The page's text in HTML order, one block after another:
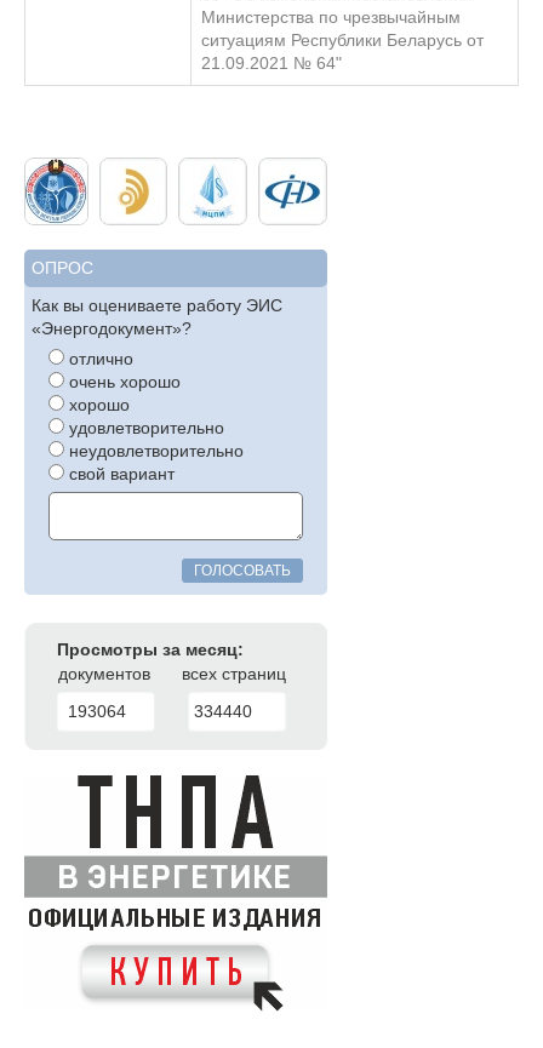
Министерства по чрезвычайным
ситуациям Республики Беларусь от
21.09.2021 № 64"
ОПРОС
Как вы оцениваете работу ЭИС
«Энергодокумент»?
отлично
очень хорошо
хорошо
удовлетворительно
неудовлетворительно
свой вариант
ГОЛОСОВАТЬ
Просмотры за месяц:
документов
всех страниц
193064
334440